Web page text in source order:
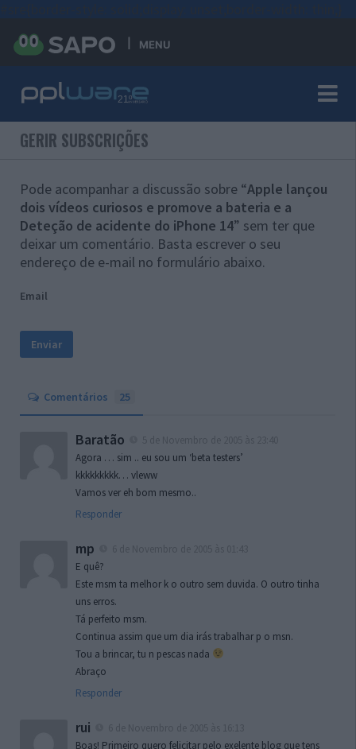
MENU
GERIR SUBSCRIÇÕES
Pode acompanhar a discussão sobre “Apple lançou
dois vídeos curiosos e promove a bateria e a
Deteção de acidente do iPhone 14” sem ter que
deixar um comentário. Basta escrever o seu
endereço de e-mail no formulário abaixo.
Email
Comentários 25
Baratão
Agora … sim .. eu sou um ‘beta testers’
kkkkkkkkk… vleww
Vamos ver eh bom mesmo..
Responder
mp
E quê?
Este msm ta melhor k o outro sem duvida. O outro tinha
uns erros.
Tá perfeito msm.
Continua assim que um dia irás trabalhar p o msn.
Tou a brincar, tu n pescas nada
Abraço
Responder
rui
Boas! Primeiro quero felicitar pelo exelente blog que tens